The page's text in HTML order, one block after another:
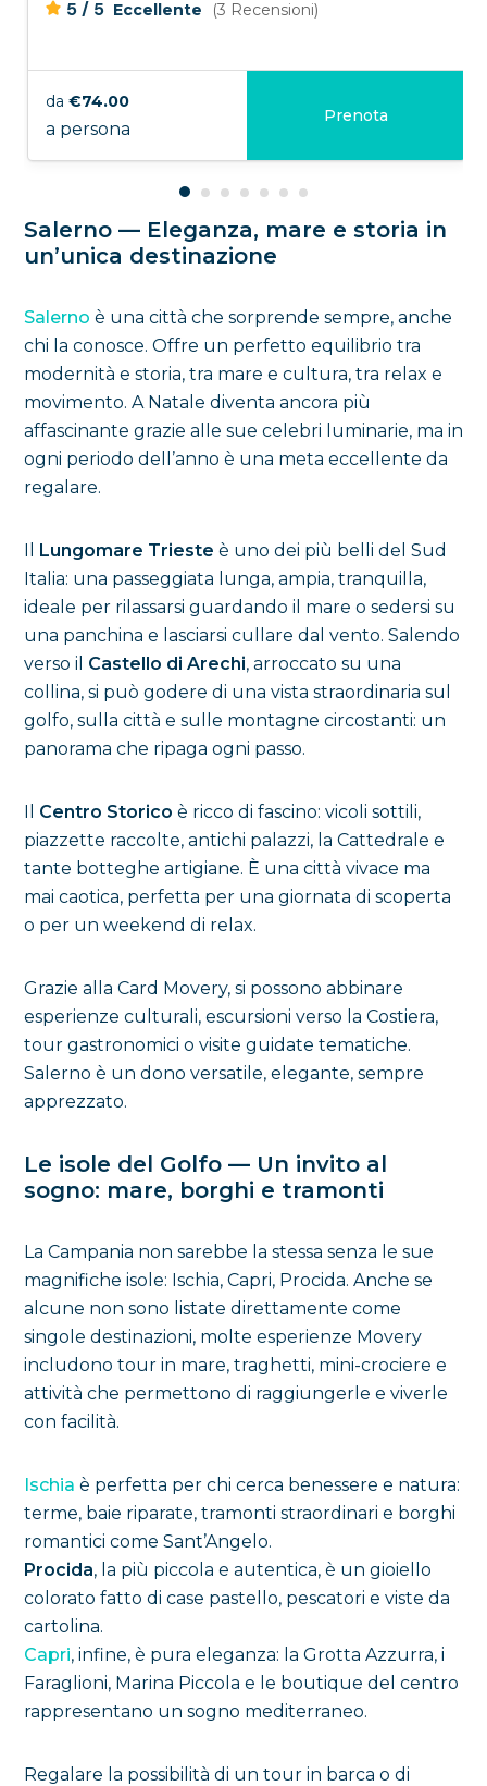
5 /5 Eccellente (3 Recensioni)
da €74.00
a persona
Prenota
Salerno — Eleganza, mare e storia in
un’unica destinazione
Salerno è una città che sorprende sempre, anche
chi la conosce. Offre un perfetto equilibrio tra
modernità e storia, tra mare e cultura, tra relax e
movimento. A Natale diventa ancora più
affascinante grazie alle sue celebri luminarie, ma in
ogni periodo dell’anno è una meta eccellente da
regalare.
Il Lungomare Trieste è uno dei più belli del Sud
Italia: una passeggiata lunga, ampia, tranquilla,
ideale per rilassarsi guardando il mare o sedersi su
una panchina e lasciarsi cullare dal vento. Salendo
verso il Castello di Arechi, arroccato su una
collina, si può godere di una vista straordinaria sul
golfo, sulla città e sulle montagne circostanti: un
panorama che ripaga ogni passo.
Il Centro Storico è ricco di fascino: vicoli sottili,
piazzette raccolte, antichi palazzi, la Cattedrale e
tante botteghe artigiane. È una città vivace ma
mai caotica, perfetta per una giornata di scoperta
o per un weekend di relax.
Grazie alla Card Movery, si possono abbinare
esperienze culturali, escursioni verso la Costiera,
tour gastronomici o visite guidate tematiche.
Salerno è un dono versatile, elegante, sempre
apprezzato.
Le isole del Golfo — Un invito al
sogno: mare, borghi e tramonti
La Campania non sarebbe la stessa senza le sue
magnifiche isole: Ischia, Capri, Procida. Anche se
alcune non sono listate direttamente come
singole destinazioni, molte esperienze Movery
includono tour in mare, traghetti, mini-crociere e
attività che permettono di raggiungerle e viverle
con facilità.
Ischia è perfetta per chi cerca benessere e natura:
terme, baie riparate, tramonti straordinari e borghi
romantici come Sant’Angelo.
Procida, la più piccola e autentica, è un gioiello
colorato fatto di case pastello, pescatori e viste da
cartolina.
Capri, infine, è pura eleganza: la Grotta Azzurra, i
Faraglioni, Marina Piccola e le boutique del centro
rappresentano un sogno mediterraneo.
Regalare la possibilità di un tour in barca o di